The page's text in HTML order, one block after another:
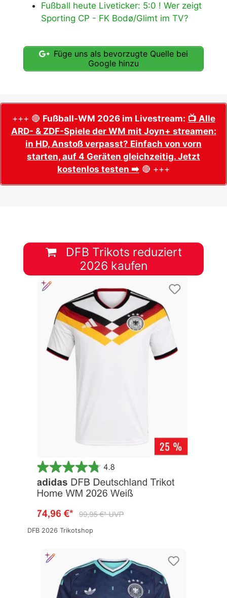
Fußball heute Liveticker: 5:0 ! Wer zeigt
Sporting CP - FK Bodø/Glimt im TV?
Füge uns als bevorzugte Quelle bei
Google hinzu
+++ 🔴 Fußball-WM 2026 im Livestream: 📺 Alle
ARD- & ZDF-Spiele der WM mit Joyn+ streamen:
in HD, Anstoß verpasst? Einfach von vorn
starten, auf 4 Geräten gleichzeitig. Jetzt
kostenlos testen ➡️ 🔴 +++
DFB Trikots reduziert
2026 kaufen
DFB 2026 Trikotshop